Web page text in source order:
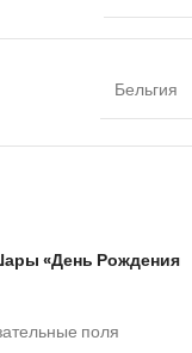
Бельгия
«День Рождения
поля